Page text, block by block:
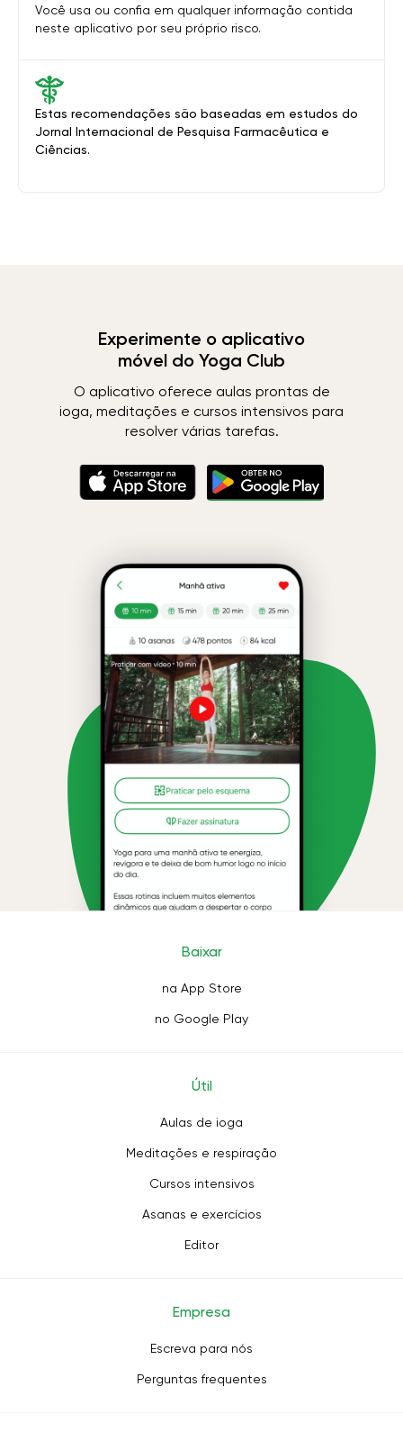
Estas recomendações são baseadas em estudos do
Jornal Internacional de Pesquisa Farmacêutica e
Ciências.
Você usa ou confia em qualquer informação contida
neste aplicativo por seu próprio risco.
Experimente o aplicativo
móvel do Yoga Club
O aplicativo oferece aulas prontas de
ioga, meditações e cursos intensivos para
resolver várias tarefas.
Baixar
na App Store
no Google Play
Útil
Aulas de ioga
Meditações e respiração
Cursos intensivos
Asanas e exercícios
Editor
Empresa
Escreva para nós
Perguntas frequentes